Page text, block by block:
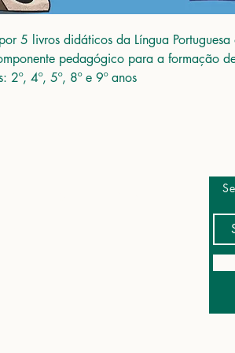
5 livros didáticos da Língua Portuguesa
pedagógico para a formação
2º, 4º, 5º, 8º e 9º anos